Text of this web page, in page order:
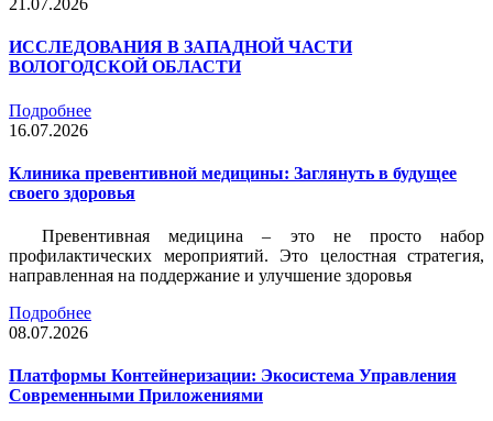
21.07.2026
ИССЛЕДОВАНИЯ В ЗАПАДНОЙ ЧАСТИ
ВОЛОГОДСКОЙ ОБЛАСТИ
Подробнее
16.07.2026
Клиника превентивной медицины: Заглянуть в будущее
своего здоровья
Превентивная медицина – это не просто набор
профилактических мероприятий. Это целостная стратегия,
направленная на поддержание и улучшение здоровья
Подробнее
08.07.2026
Платформы Контейнеризации: Экосистема Управления
Современными Приложениями